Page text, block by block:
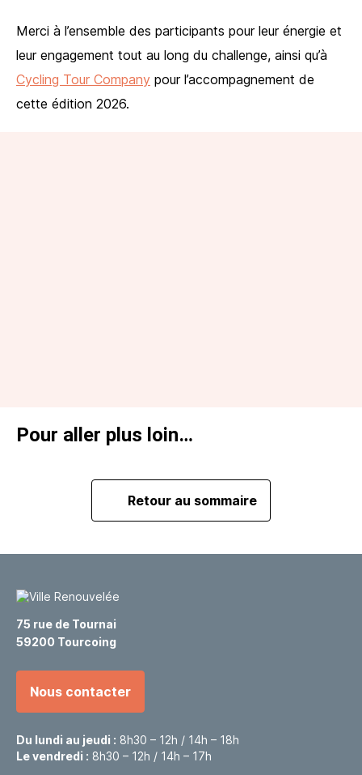
Merci à l’ensemble des participants pour leur énergie et
leur engagement tout au long du challenge, ainsi qu’à
Cycling Tour Company pour l’accompagnement de
cette édition 2026.
Pour aller plus loin…
Retour au sommaire
75 rue de Tournai
59200 Tourcoing
Nous contacter
Du lundi au jeudi : 8h30 – 12h / 14h – 18h
Le vendredi : 8h30 – 12h / 14h – 17h